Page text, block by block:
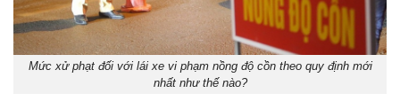
Mức xử phạt đối với lái xe vi phạm nồng độ cồn theo quy định mới
nhất như thế nào?